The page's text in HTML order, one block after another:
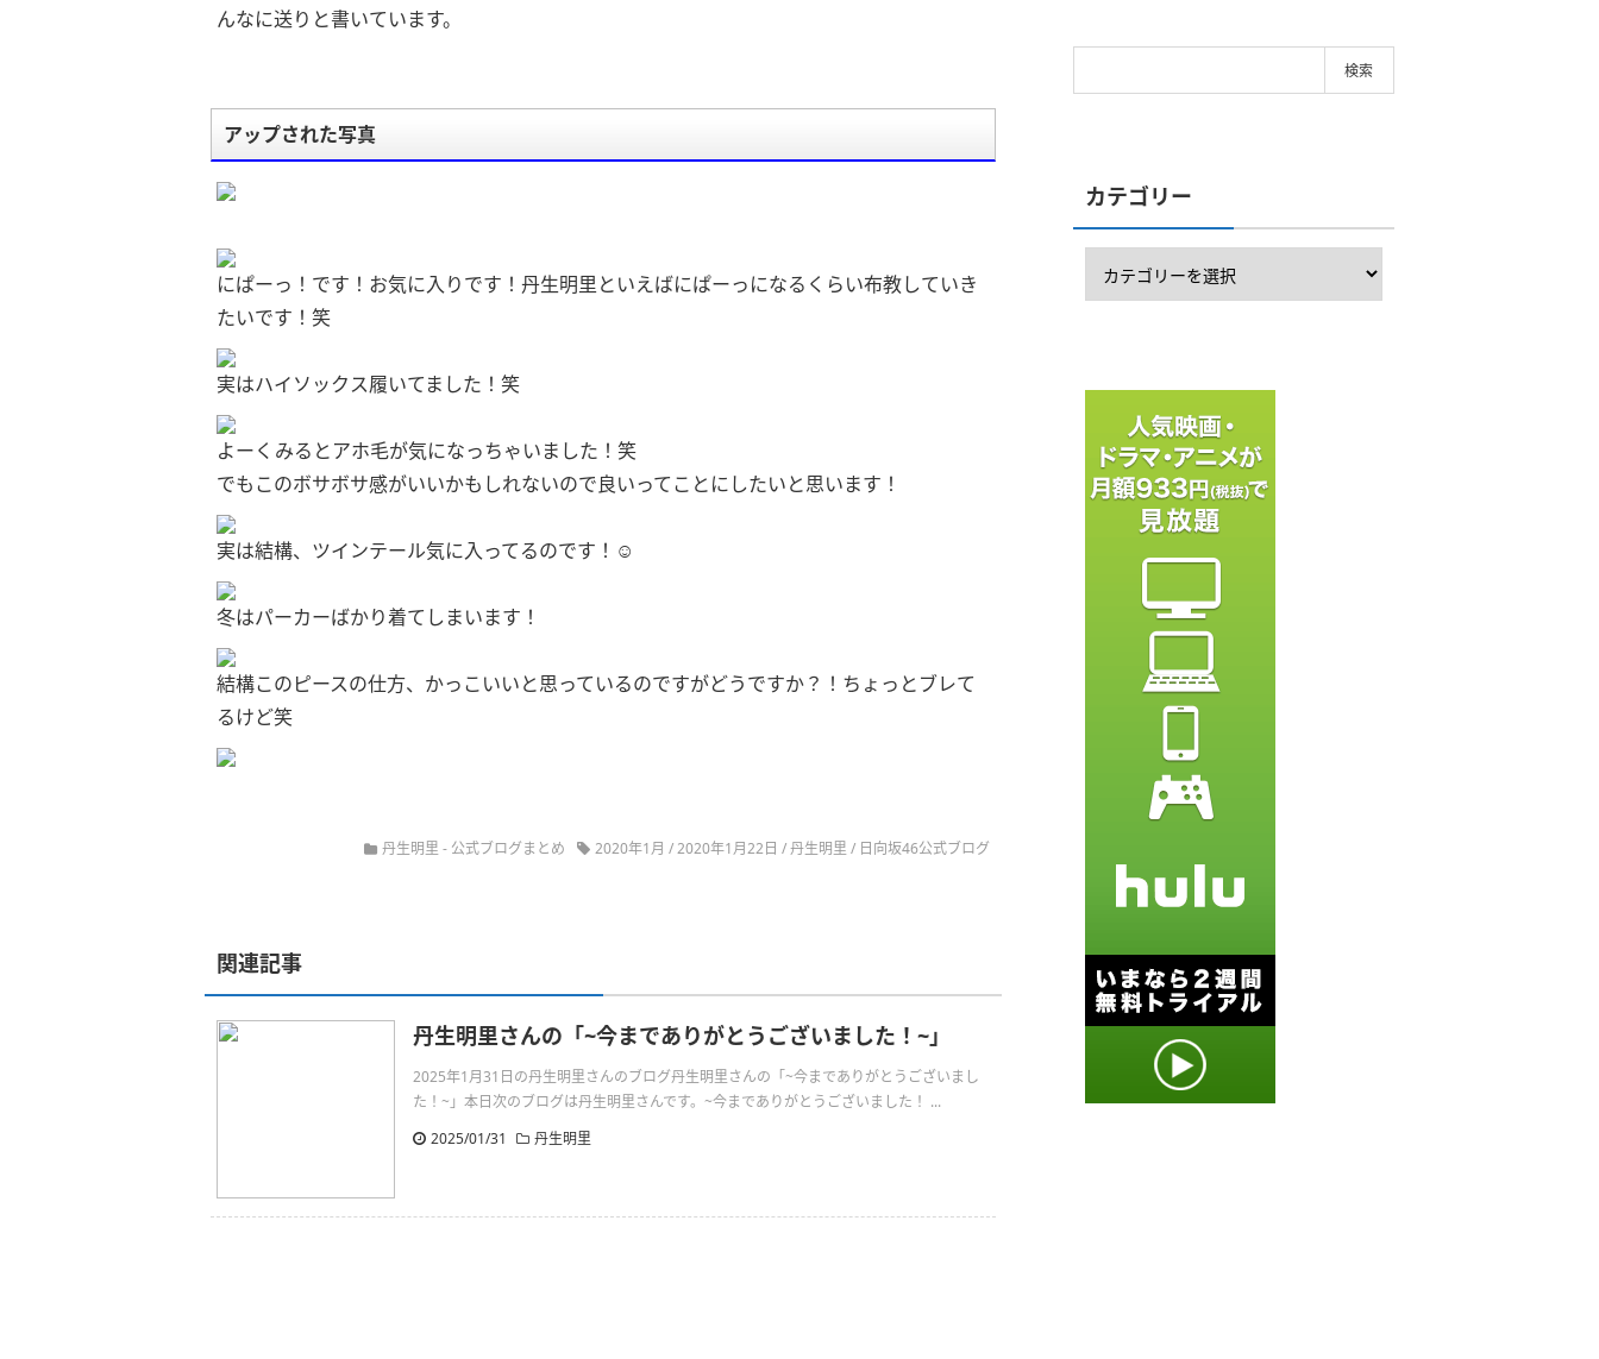
んなに送りと書いています。
アップされた写真
にぱーっ！です！お気に入りです！丹生明里といえばにぱーっになるくらい布教していき
たいです！笑
実はハイソックス履いてました！笑
よーくみるとアホ毛が気になっちゃいました！笑
でもこのボサボサ感がいいかもしれないので良いってことにしたいと思います！
実は結構、ツインテール気に入ってるのです！☺️
冬はパーカーばかり着てしまいます！
結構このピースの仕方、かっこいいと思っているのですがどうですか？！ちょっとブレて
るけど笑
丹生明里 - 公式ブログまとめ 2020年1月 /2020年1月22日 /丹生明里 / 日向坂46公式ブログ
関連記事
丹生明里さんの「~今までありがとうございました！~」
2025年1月31日の丹生明里さんのブログ丹生明里さんの「~今までありがとうございまし
た！~」本日次のブログは丹生明里さんです。~今までありがとうございました！ ...
2025/01/31
丹生明里
カテゴリー